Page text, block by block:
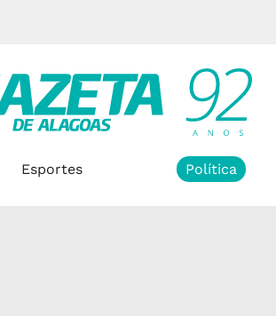
Esportes Política